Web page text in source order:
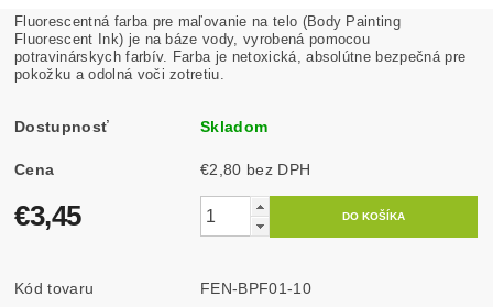
Fluorescentná farba pre maľovanie na telo (Body Painting
Fluorescent Ink) je na báze vody, vyrobená pomocou
potravinárskych farbív. Farba je netoxická, absolútne bezpečná pre
pokožku a odolná voči zotretiu.
Dostupnosť Skladom
Cena €2,80 bez DPH
€3,45
Kód tovaru FEN-BPF01-10